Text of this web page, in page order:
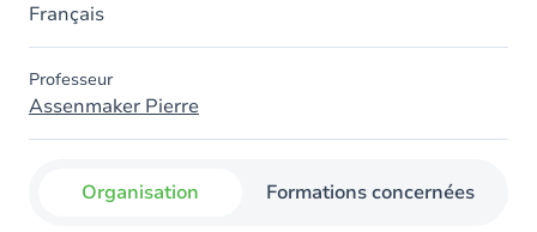
Français
Professeur
Assenmaker Pierre
Organisation Formations concernées